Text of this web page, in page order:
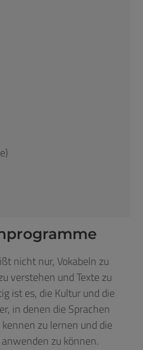
nicht nur, Vokabeln zu
verstehen und Texte zu
ist es, die Kultur und die
in denen die Sprachen
zu lernen und die
zu können.